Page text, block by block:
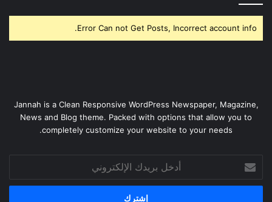
Error Can not Get Posts, Incorrect account info.
Jannah is a Clean Responsive WordPress Newspaper, Magazine,
News and Blog theme. Packed with options that allow you to
completely customize your website to your needs.
بريدك
الإلكتروني